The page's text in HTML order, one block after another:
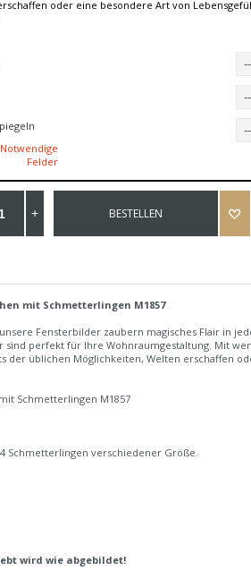
oder eine besondere Art von
Felder
BESTELLEN
mit Schmetterlingen M1857
Fensterbilder zaubern magisches Flair in
perfekt für Ihre Wohnraumgestaltung. Mit
der üblichen Möglichkeiten, Welten erschaffen
Schmetterlingen M1857
Schmetterlingen verschiedener Größe.
wird wie abgebildet!